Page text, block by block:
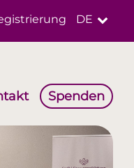
DE
& kulturelles Erbe
Spenden